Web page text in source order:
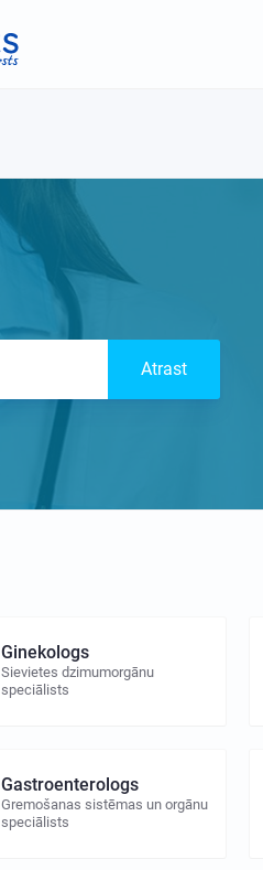
Atrast
Ginekologs
Sievietes dzimumorgānu
speciālists
Gastroenterologs
Gremošanas sistēmas un orgānu
speciālists